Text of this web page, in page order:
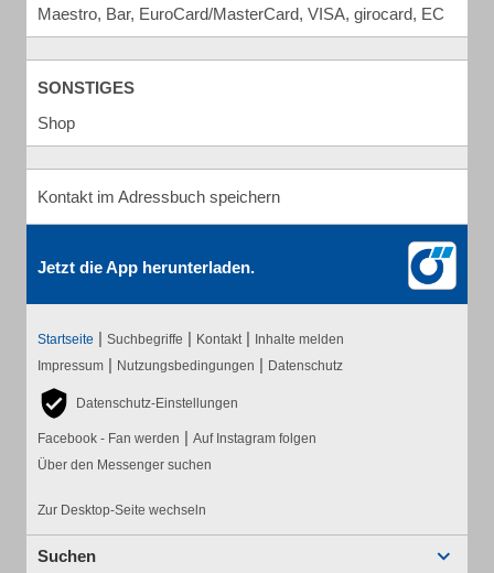
Maestro, Bar, EuroCard/MasterCard, VISA, girocard, EC
SONSTIGES
Shop
Kontakt im Adressbuch speichern
Jetzt die App herunterladen.
Startseite | Suchbegriffe | Kontakt | Inhalte melden
Impressum | Nutzungsbedingungen | Datenschutz
Datenschutz-Einstellungen
Facebook - Fan werden | Auf Instagram folgen
Über den Messenger suchen
Zur Desktop-Seite wechseln
Suchen